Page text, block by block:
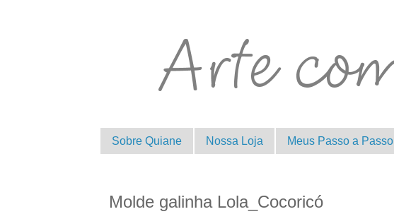
Sobre Quiane Nossa Loja Meus Passo a Passo
Molde galinha Lola_Cocoricó